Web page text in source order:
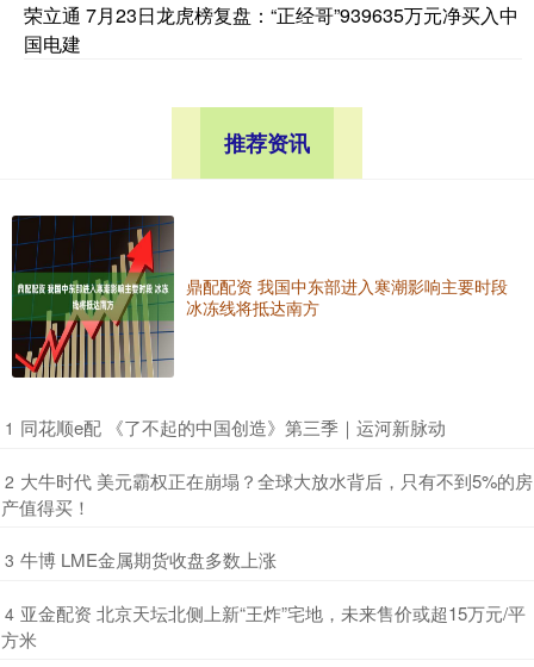
荣立通 7月23日龙虎榜复盘：“正经哥”939635万元净买入中
国电建
推荐资讯
鼎配配资 我国中东部进入寒潮影响主要时段
冰冻线将抵达南方
1 ​同花顺e配 《了不起的中国创造》第三季｜运河新脉动
2 ​大牛时代 美元霸权正在崩塌？全球大放水背后，只有不到5%的房
产值得买！
3 ​牛博 LME金属期货收盘多数上涨
4 ​亚金配资 北京天坛北侧上新“王炸”宅地，未来售价或超15万元/平
方米